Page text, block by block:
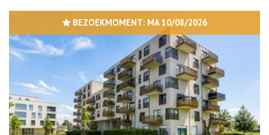
BEZOEKMOMENT:MA 10/08/2026